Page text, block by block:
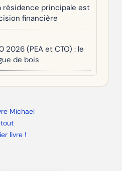
résidence principale est
financière
2026 (PEA et CTO) : le
de bois
livre !